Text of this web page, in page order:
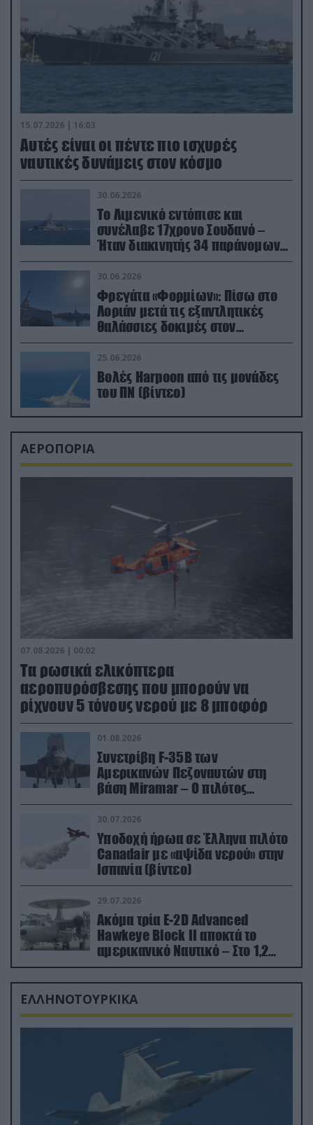
15.07.2026 | 16:03
Aυτές είναι οι πέντε πιο ισχυρές
ναυτικές δυνάμεις στον κόσμο
30.06.2026
Το Λιμενικό εντόπισε και
συνέλαβε 17χρονο Σουδανό –
Ήταν διακινητής 34 παράνομων
μεταναστών
30.06.2026
Φρεγάτα «Φορμίων»: Πίσω στο
Λοριάν μετά τις εξαντλητικές
θαλάσσιες δοκιμές στον
απαιτητικό Βισκαϊκό
25.06.2026
Βολές Harpoon από τις μονάδες
του ΠΝ (βίντεο)
ΑΕΡΟΠΟΡΙΑ
07.08.2026 | 00:02
Τα ρωσικά ελικόπτερα
αεροπυρόσβεσης που μπορούν να
ρίχνουν 5 τόνους νερού με 8 μποφόρ
01.08.2026
Συνετρίβη F-35B των
Αμερικανών Πεζοναυτών στη
βάση Miramar – Ο πιλότος
εκτινάχθηκε εγκαίρως
30.07.2026
Υποδοχή ήρωα σε Έλληνα πιλότο
Canadair με «αψίδα νερού» στην
Ισπανία (βίντεο)
29.07.2026
Ακόμα τρία E-2D Advanced
Hawkeye Block II αποκτά το
αμερικανικό Ναυτικό – Στο 1,2
δισ.δολάρια το κόστος
ΕΛΛΗΝΟΤΟΥΡΚΙΚΑ